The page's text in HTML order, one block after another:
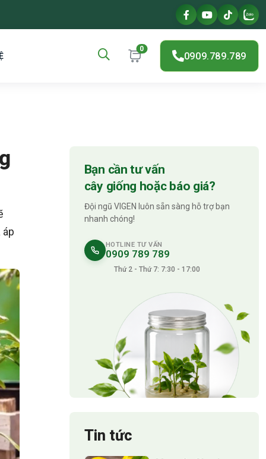
0
0909.789.789
Bạn cần tư vấn
cây giống hoặc báo giá?
Đội ngũ VIGEN luôn sẵn sàng hỗ trợ bạn
nhanh chóng!
HOTLINE TƯ VẤN
0909 789 789
Thứ 2 - Thứ 7: 7:30 - 17:00
Tin tức